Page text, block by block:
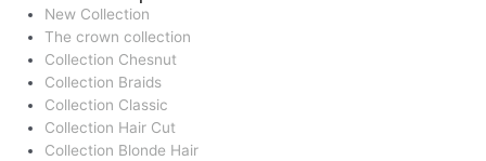
New Collection
The crown collection
Collection Chesnut
Collection Braids
Collection Classic
Collection Hair Cut
Collection Blonde Hair